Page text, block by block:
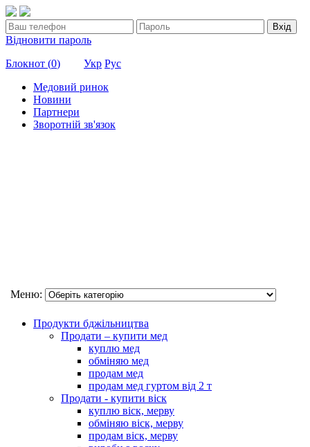
Вхід
Відновити пароль
Блокнот (0) Укр Рус
Медовий ринок
Новини
Партнери
Зворотній зв'язок
Меню:
Продукти бджільництва
Продати – купити мед
куплю мед
обміняю мед
продам мед
продам мед гуртом від 2 т
Продати - купити віск
куплю віск, мерву
обміняю віск, мерву
продам віск, мерву